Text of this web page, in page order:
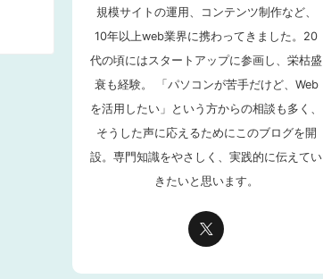
規模サイトの運用、コンテンツ制作など、
10年以上web業界に携わってきました。20
代の頃にはスタートアップに参画し、栄枯盛
衰も経験。 「パソコンが苦手だけど、Web
を活用したい」という方からの相談も多く、
そうした声に応えるためにこのブログを開
設。専門知識をやさしく、実践的に伝えてい
きたいと思います。